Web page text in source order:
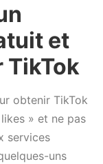
et
TikTok
obtenir TikTok
» et ne pas
services
uns